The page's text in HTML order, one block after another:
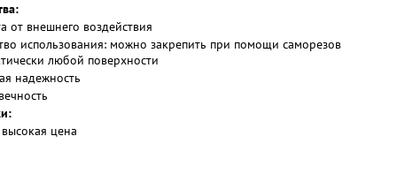
от внешнего воздействия
использования: можно закрепить при помощи саморезов
любой поверхности
надежность
цена